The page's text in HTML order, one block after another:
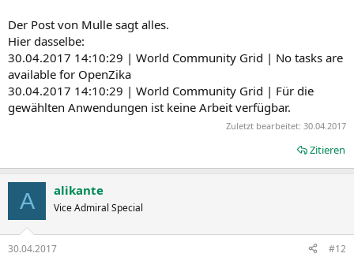
Der Post von Mulle sagt alles.
Hier dasselbe:
30.04.2017 14:10:29 | World Community Grid | No tasks are
available for OpenZika
30.04.2017 14:10:29 | World Community Grid | Für die
gewählten Anwendungen ist keine Arbeit verfügbar.
Zuletzt bearbeitet: 30.04.2017
Zitieren
A alikante
Vice Admiral Special
30.04.2017 #12